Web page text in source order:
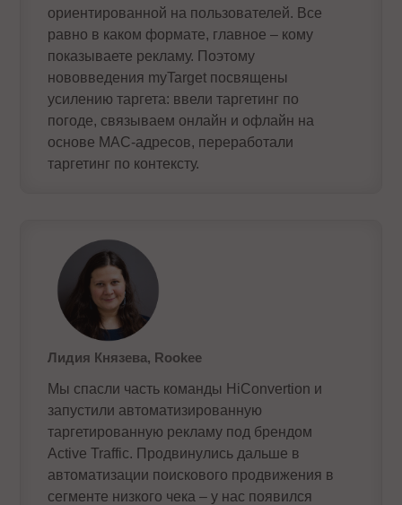
ориентированной на пользователей. Все
равно в каком формате, главное – кому
показываете рекламу. Поэтому
нововведения myTarget посвящены
усилению таргета: ввели таргетинг по
погоде, связываем онлайн и офлайн на
основе MAC-адресов, переработали
таргетинг по контексту.
Лидия Князева, Rookee
Мы спасли часть команды HiConvertion и
запустили автоматизированную
таргетированную рекламу под брендом
Active Traffic. Продвинулись дальше в
автоматизации поискового продвижения в
сегменте низкого чека – у нас появился